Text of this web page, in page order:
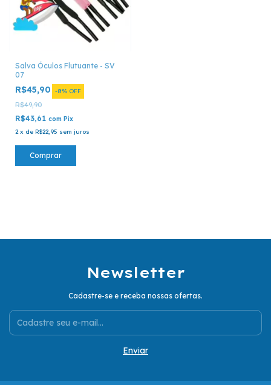
Salva Óculos Flutuante - SV
07
R$45,90 -8% OFF
R$49,90
R$43,61 com Pix
2 x de R$22,95 sem juros
Comprar
Newsletter
Cadastre-se e receba nossas ofertas.